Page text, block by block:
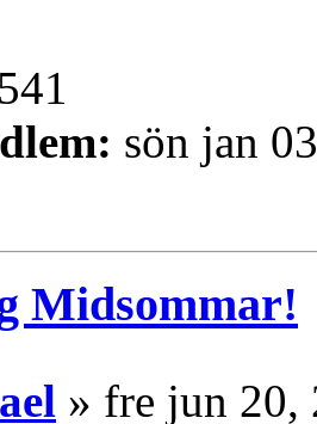
541
sön jan
Midsommar!
» fre jun 20,